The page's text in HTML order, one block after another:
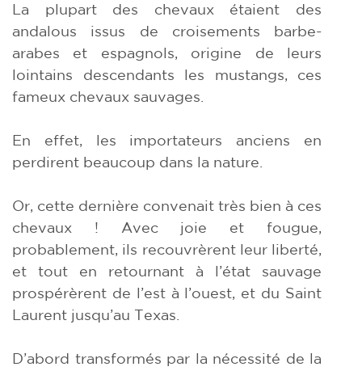
La plupart des chevaux étaient des
andalous issus de croisements barbe-
arabes et espagnols, origine de leurs
lointains descendants les mustangs, ces
fameux chevaux sauvages.
En effet, les importateurs anciens en
perdirent beaucoup dans la nature.
Or, cette dernière convenait très bien à ces
chevaux ! Avec joie et fougue,
probablement, ils recouvrèrent leur liberté,
et tout en retournant à l’état sauvage
prospérèrent de l’est à l’ouest, et du Saint
Laurent jusqu’au Texas.
D’abord transformés par la nécessité de la